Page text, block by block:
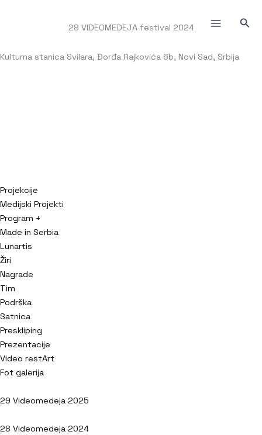
28 VIDEOMEDEJA festival 2024
Kulturna stanica Svilara, Đorđa Rajkovića 6b, Novi Sad, Srbija
Projekcije
Medijski Projekti
Program +
Made in Serbia
Lunartis
Žiri
Nagrade
Tim
Podrška
Satnica
Preskliping
Prezentacije
Video restArt
Fot galerija
29 Videomedeja 2025
28 Videomedeja 2024